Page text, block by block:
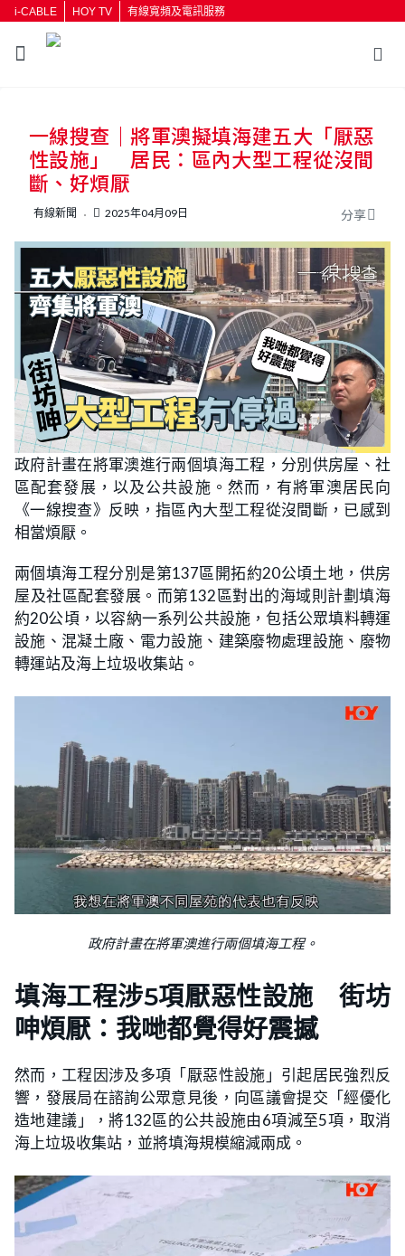
i-CABLE HOY TV 有線寬頻及電訊服務
按輸入鍵開始搜尋
一線搜查｜將軍澳擬填海建五大「厭惡
性設施」 居民：區內大型工程從沒間
斷、好煩厭
有線新聞 2025年04月09日 分享
政府計畫在將軍澳進行兩個填海工程，分別供房屋、社
區配套發展，以及公共設施。然而，有將軍澳居民向
《一線搜查》反映，指區內大型工程從沒間斷，已感到
相當煩厭。
兩個填海工程分別是第137區開拓約20公頃土地，供房
屋及社區配套發展。而第132區對出的海域則計劃填海
約20公頃，以容納一系列公共設施，包括公眾填料轉運
設施、混凝土廠、電力設施、建築廢物處理設施、廢物
轉運站及海上垃圾收集站。
政府計畫在將軍澳進行兩個填海工程。
填海工程涉5項厭惡性設施 街坊
呻煩厭：我哋都覺得好震撼
然而，工程因涉及多項「厭惡性設施」引起居民強烈反
響，發展局在諮詢公眾意見後，向區議會提交「經優化
造地建議」，將132區的公共設施由6項減至5項，取消
海上垃圾收集站，並將填海規模縮減兩成。